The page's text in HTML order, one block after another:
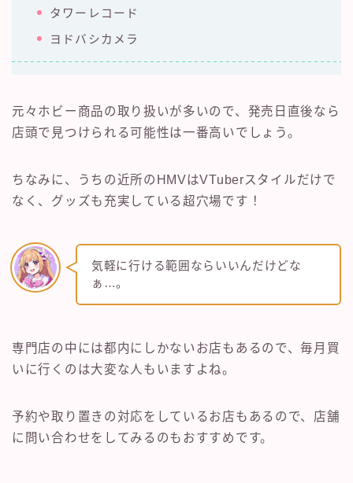
タワーレコード
ヨドバシカメラ
元々ホビー商品の取り扱いが多いので、発売日直後なら
店頭で見つけられる可能性は一番高いでしょう。
ちなみに、うちの近所のHMVはVTuberスタイルだけで
なく、グッズも充実している超穴場です！
気軽に行ける範囲ならいいんだけどな
ぁ…。
専門店の中には都内にしかないお店もあるので、毎月買
いに行くのは大変な人もいますよね。
予約や取り置きの対応をしているお店もあるので、店舗
に問い合わせをしてみるのもおすすめです。